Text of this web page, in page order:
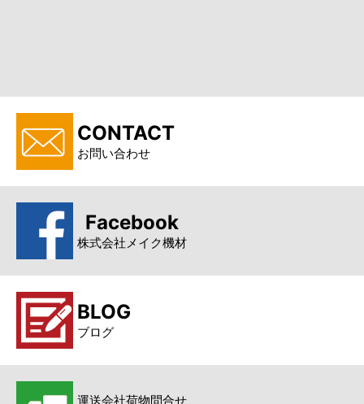
CONTACT
お問い合わせ
Facebook
株式会社メイク機材
BLOG
ブログ
運送会社荷物問合せ